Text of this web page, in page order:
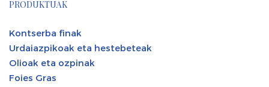
PRODUKTUAK
Kontserba finak
Urdaiazpikoak eta hestebeteak
Olioak eta ozpinak
Foies Gras